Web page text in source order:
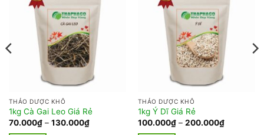
THẢO DƯỢC KHÔ
1kg Cà Gai Leo Giá Rẻ
70.000₫ – 130.000₫Khoảng
giá:
THẢO DƯỢC KHÔ
1kg Ý Dĩ Giá Rẻ
100.000₫ – 200.000₫Khoảng
giá: